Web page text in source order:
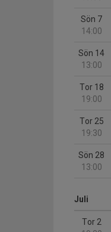
Sön 7
14:00
Sön 14
13:00
Tor 18
19:00
Tor 25
19:30
Sön 28
13:00
Juli
Tor 2